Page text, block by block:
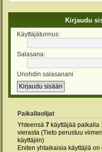
Kirjaudu
Käyttäjätunnus:
Salasana:
Unohdin salasanani
Paikallaolijat
Yhteensä 7 käyttäjää paikalla
vierasta (Tieto perustuu
käyttäjiin)
Eniten yhtaikaisia käyttäjiä on